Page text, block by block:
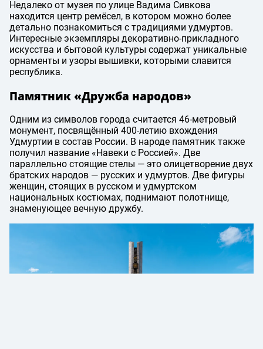
Недалеко от музея по улице Вадима Сивкова
находится центр ремёсел, в котором можно более
детально познакомиться с традициями удмуртов.
Интересные экземпляры декоративно-прикладного
искусства и бытовой культуры содержат уникальные
орнаменты и узоры вышивки, которыми славится
республика.
Памятник «Дружба народов»
Одним из символов города считается 46-метровый
монумент, посвящённый 400-летию вхождения
Удмуртии в состав России. В народе памятник также
получил название «Навеки с Россией». Две
параллельно стоящие стелы — это олицетворение двух
братских народов — русских и удмуртов. Две фигуры
женщин, стоящих в русском и удмуртском
национальных костюмах, поднимают полотнище,
знаменующее вечную дружбу.